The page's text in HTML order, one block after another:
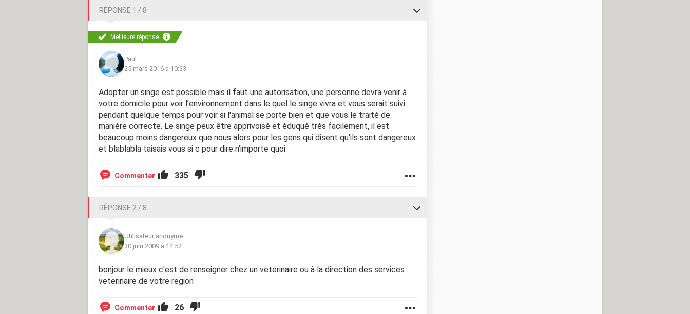
RÉPONSE 1 / 8
Meilleure réponse
Paul
25 mars 2016 à 10:33
Adopter un singe est possible mais il faut une autorisation, une personne devra venir à
votre domicile pour voir l’environnement dans le quel le singe vivra et vous serait suivi
pendant quelque temps pour voir si l'animal se porte bien et que vous le traité de
manière correcte. Le singe peux être apprivoisé et éduqué très facilement, il est
beaucoup moins dangereux que nous alors pour les gens qui disent qu'ils sont dangereux
et blablabla taisais vous si c pour dire n'importe quoi
Commenter 335
RÉPONSE 2 / 8
Utilisateur anonyme
30 juin 2009 à 14:52
bonjour le mieux c'est de renseigner chez un veterinaire ou à la direction des services
veterinaire de votre region
Commenter 26